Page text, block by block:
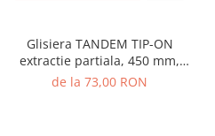
Glisiera TANDEM TIP-ON
extractie partiala, 450 mm,
pal 18 mm, 30 kg
de la 73,00 RON